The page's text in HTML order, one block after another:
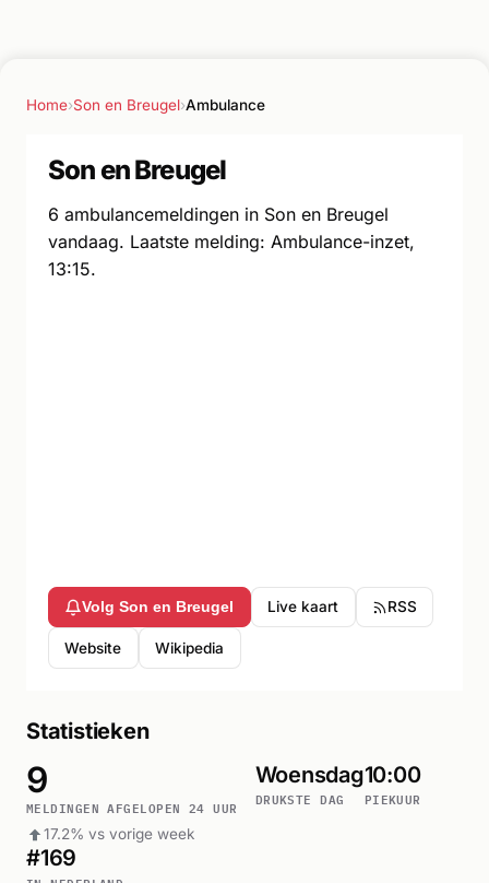
Home›Son en Breugel›Ambulance
Son en Breugel
6 ambulancemeldingen in Son en Breugel
vandaag. Laatste melding: Ambulance-inzet,
13:15.
Volg Son en Breugel Live kaart RSS
Website Wikipedia
Statistieken
9
MELDINGEN AFGELOPEN 24 UUR
17.2% vs vorige week
Woensdag
DRUKSTE DAG
10:00
PIEKUUR
#169